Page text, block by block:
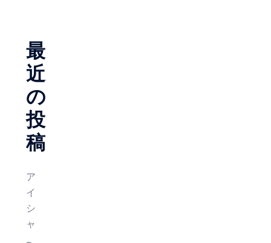
ン
最
近
の
投
稿
ア
イ
シ
ャ